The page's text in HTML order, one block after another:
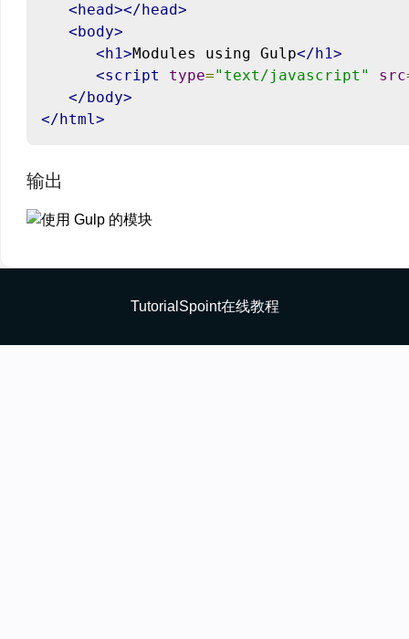
<head></head>
<body>
<h1>Modules using Gulp</h1>
<script
type="text/javascript" src
</body>
</html>
输出
TutorialSpoint在线教程